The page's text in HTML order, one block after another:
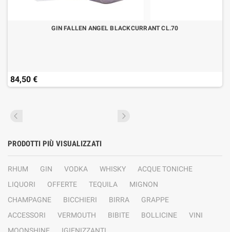
GIN FALLEN ANGEL BLACKCURRANT CL.70
84,50 €
PRODOTTI PIÙ VISUALIZZATI
RHUM GIN VODKA WHISKY
ACQUE TONICHE
LIQUORI
OFFERTE TEQUILA
MIGNON
CHAMPAGNE
BICCHIERI BIRRA
GRAPPE
ACCESSORI
VERMOUTH BIBITE BOLLICINE
VINI